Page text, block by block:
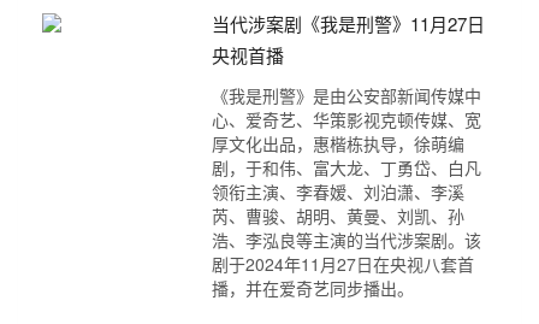
当代涉案剧《我是刑警》11月27日
央视首播
《我是刑警》是由公安部新闻传媒中
心、爱奇艺、华策影视克顿传媒、宽
厚文化出品，惠楷栋执导，徐萌编
剧，于和伟、富大龙、丁勇岱、白凡
领衔主演、李春嫒、刘泊潇、李溪
芮、曹骏、胡明、黄曼、刘凯、孙
浩、李泓良等主演的当代涉案剧。该
剧于2024年11月27日在央视八套首
播，并在爱奇艺同步播出。